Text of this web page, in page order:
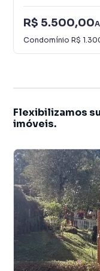
R$ 5.500,00
Condomínio R$
Flexibilizamos
imóveis.